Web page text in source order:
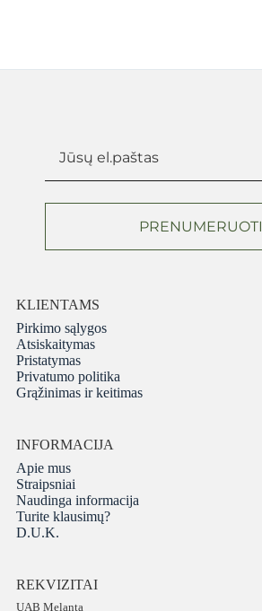
PRENUMERUOTI
KLIENTAMS
Pirkimo sąlygos
Atsiskaitymas
Pristatymas
Privatumo politika
Grąžinimas ir keitimas
INFORMACIJA
Apie mus
Straipsniai
Naudinga informacija
Turite klausimų?
D.U.K.
REKVIZITAI
UAB Melanta